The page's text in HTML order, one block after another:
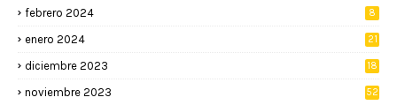
febrero 2024 8
enero 2024 21
diciembre 2023 18
noviembre 2023 52